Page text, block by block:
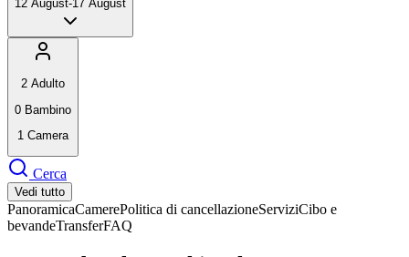
12 August-17 August
2 Adulto
0 Bambino
1 Camera
Cerca
Vedi tutto
PanoramicaCamerePolitica di cancellazioneServiziCibo e
bevandeTransferFAQ